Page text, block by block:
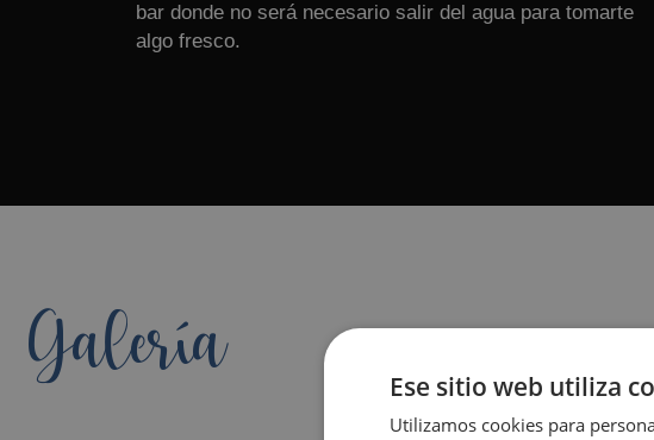
bar donde no será necesario salir del agua para tomarte
algo fresco.
Galería Ese sitio web utiliza
Utilizamos cookies para